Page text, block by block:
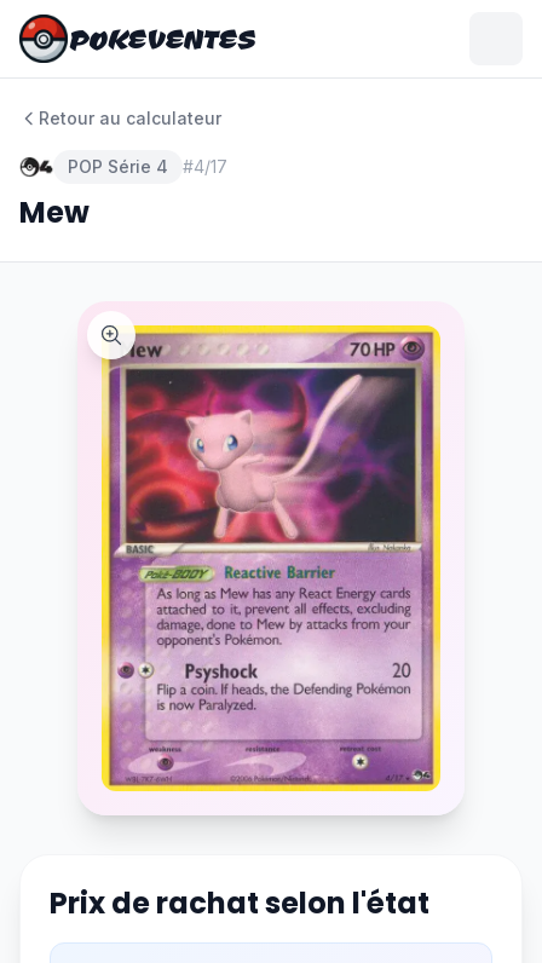
POKEVENTES
POKEVENTES
Retour au calculateur
POP Série 4 #4/17
Mew
Prix de rachat selon l'état